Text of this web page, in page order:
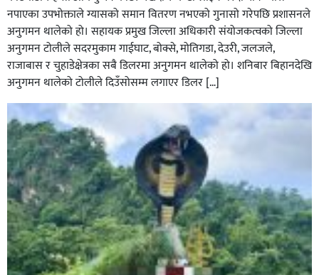
सल्यानमा शिकार खेल्ने क्रममा बन्दुकबाट गोली चल्दा १ जनाको
मृत्यु सँगै शिकार खेल्न गएका ६ जना पक्राउ,
नपाएका उपभोक्ताले ग्यासको समान वितरण नभएको गुनासो गरेपछि प्रशासनले
अनुगमन थालेको हो। सहायक प्रमुख जिल्ला अधिकारी संयोजकत्वको जिल्ला
अनुगमन टोलीले सदरमुकाम गाईघाट, बोक्से, मोतिगडा, देउरी, जलजले,
राजाबास र चुहाडेक्षेत्रका सबै डिलरमा अनुगमन थालेको हो। शनिबार बिहानदेखि
अनुगमन थालेको टोलीले दिउँसोसम्म लगाएर डिलर […]